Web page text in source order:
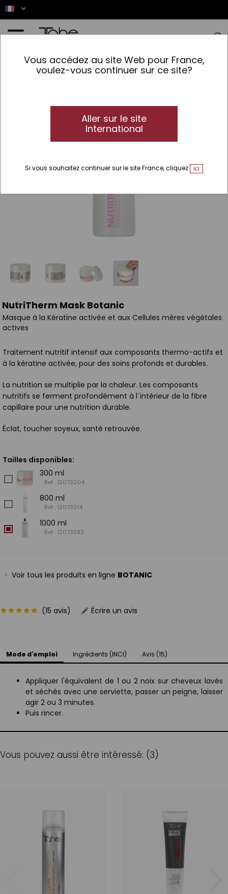
Vous accédez au site Web pour France,
voulez-vous continuer sur ce site?
Aller sur le site
International
Si vous souhaitez continuer sur le site France, cliquez ici
>Cheveux >Type de produit > Masque >NutriTherm Mask
NutriTherm Mask Botanic
Masque à la Kératine activée et aux Cellules mères végétales
actives
Traitement nutritif intensif aux composants thermo-actifs et
à la kératine activée, pour des soins profonds et durables.
La nutrition se multiplie par la chaleur. Les composants
nutritifs se ferment profondément à l´intérieur de la fibre
capillaire pour une nutrition durable.
Éclat, toucher soyeux, santé retrouvée.
Tailles disponibles:
300 ml
Ref.: 12073204
800 ml
Ref.: 12073214
1000 ml
Ref.: 12073582
Voir tous les produits en ligne BOTANIC
(15 avis) Écrire un avis
Mode d'emploi Ingrédients (INCI) Avis (15)
Appliquer l'équivalent de 1 ou 2 noix sur cheveux lavés
et séchés avec une serviette, passer un peigne, laisser
agir 2 ou 3 minutes.
Puis rincer.
Vous pouvez aussi être intéressé: (3)